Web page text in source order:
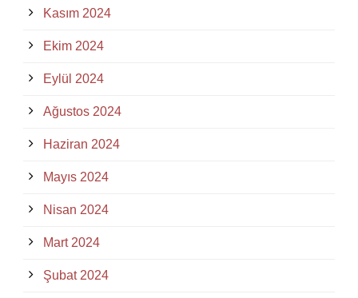
Kasım 2024
Ekim 2024
Eylül 2024
Ağustos 2024
Haziran 2024
Mayıs 2024
Nisan 2024
Mart 2024
Şubat 2024